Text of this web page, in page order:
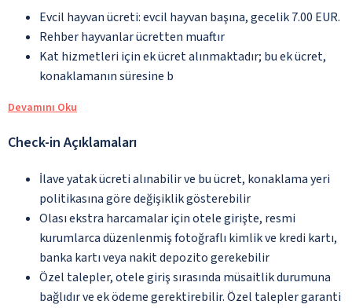
Evcil hayvan ücreti: evcil hayvan başına, gecelik 7.00 EUR.
Rehber hayvanlar ücretten muaftır
Kat hizmetleri için ek ücret alınmaktadır; bu ek ücret,
konaklamanın süresine b
Devamını Oku
Check-in Açıklamaları
İlave yatak ücreti alınabilir ve bu ücret, konaklama yeri
politikasına göre değişiklik gösterebilir
Olası ekstra harcamalar için otele girişte, resmi
kurumlarca düzenlenmiş fotoğraflı kimlik ve kredi kartı,
banka kartı veya nakit depozito gerekebilir
Özel talepler, otele giriş sırasında müsaitlik durumuna
bağlıdır ve ek ödeme gerektirebilir. Özel talepler garanti